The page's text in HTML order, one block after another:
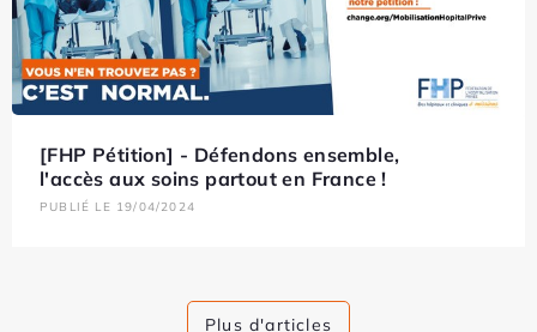
[FHP Pétition] - Défendons ensemble,
l'accès aux soins partout en France !
PUBLIÉ LE 19/04/2024
Plus d'articles